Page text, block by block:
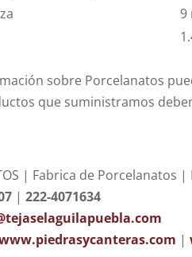
9
sobre Porcelanatos
que suministramos
| Fabrica de Porcelanatos
| 222-4071634
|